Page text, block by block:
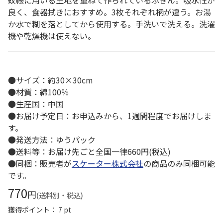
良く、食器拭きにおすすめ。3枚それぞれ柄が違う。お湯
か水で糊を落としてから使用する。手洗いで洗える。洗濯
機や乾燥機は使えない。
●サイズ：約30×30cm
●材質：綿100％
●生産国：中国
●お届け予定日：お申込みから、1週間程度でお届けしま
す。
●発送方法：ゆうパック
●送料等：お届け先ごと全国一律660円(税込)
●同梱：販売者がスケーター株式会社の商品のみ同梱可能
です。
770円(送料別・税込)
獲得ポイント： 7 pt